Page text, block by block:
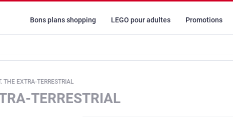
Bons plans shopping LEGO pour adultes Promotions
THE EXTRA-TERRESTRIAL
TERRESTRIAL